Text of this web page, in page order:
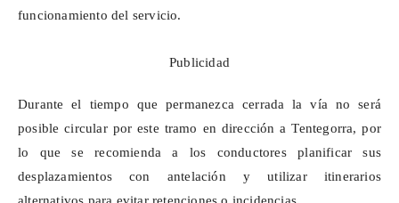
funcionamiento del servicio.
Publicidad
Durante el tiempo que permanezca cerrada la vía no será
posible circular por este tramo en dirección aTentegorra, por
lo que se recomienda a los conductores planificar sus
desplazamientos con antelación y utilizar itinerarios